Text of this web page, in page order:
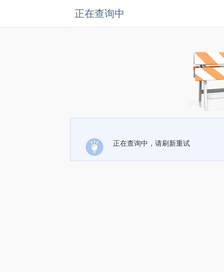
正在查询中
正在查询中，请刷新重试